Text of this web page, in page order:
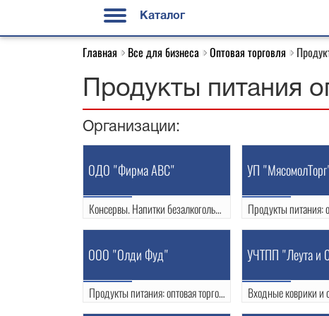
Каталог
Главная Все для бизнеса Оптовая торговля
Продукты питания
Организации:
ОДО "Фирма ABC"
Консервы. Напитки безалкогольные
УНП: 500365545
УП
УНП: 500048317
ООО "Олди Фуд"
Продукты питания: оптовая торговля
УЧТПП "Леута и